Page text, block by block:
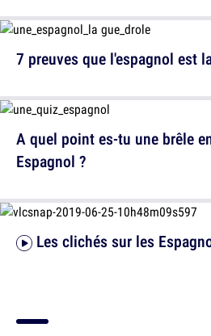
7 preuves que l'espagnol est
A quel point es-tu une brêle
Espagnol ?
Les clichés sur les